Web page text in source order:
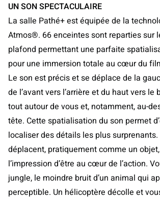
UN SON SPECTACULAIRE
La salle Pathé+ est équipée de la
Atmos®. 66 enceintes sont reparties sur
plafond permettant une parfaite
pour une immersion totale au cœur du
Le son est précis et se déplace de la
de l’avant vers l’arrière et du haut vers
tout autour de vous et, notamment, au-
tête. Cette spatialisation du son permet
localiser des détails les plus
déplacent, pratiquement comme un
l’impression d’être au cœur de l’action.
jungle, le moindre bruit d’un animal qui
perceptible. Un hélicoptère décolle et